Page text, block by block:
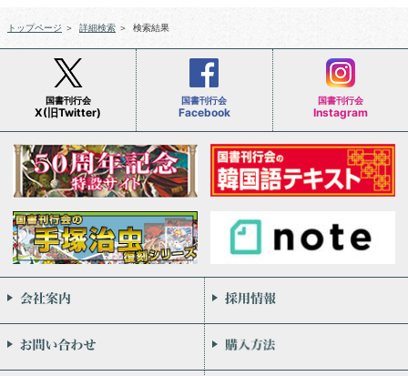
トップページ ＞ 詳細検索 ＞ 検索結果
国書刊行会
X(旧Twitter)
国書刊行会
Facebook
国書刊行会
Instagram
会社案内
お問い合わせ